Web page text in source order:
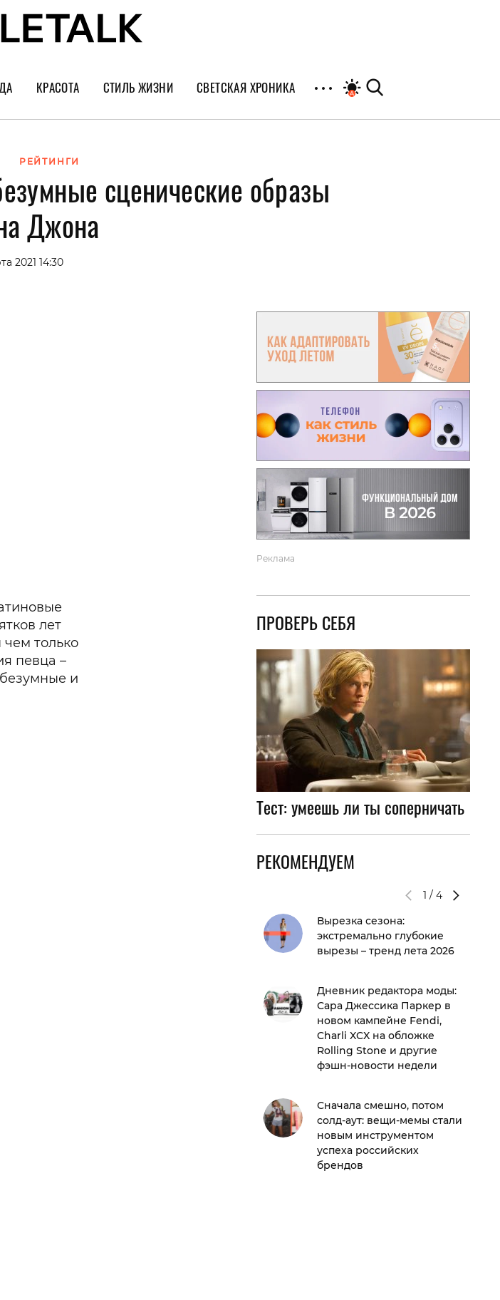
носить
и часы
КРАСОТА
Уход за лицом
Парфюм
Спорт
Диеты
СТИЛЬ ЖИЗНИ
Культура
Путешествия
СВЕТСКАЯ ХРОНИКА
РЕЙТИНГИ
сценические образы
Джона
2021 14:30
лет
только
певца –
и
Реклама
ПРОВЕРЬ СЕБЯ
Тест: умеешь ли ты соперничать
РЕКОМЕНДУЕМ
1 / 4
Вырезка сезона:
экстремально глубокие
вырезы – тренд лета 2026
Дневник редактора моды:
Сара Джессика Паркер в
новом кампейне Fendi,
Charli XCX на обложке
Rolling Stone и другие
фэшн-новости недели
Сначала смешно, потом
солд-аут: вещи-мемы стали
новым инструментом
успеха российских
брендов